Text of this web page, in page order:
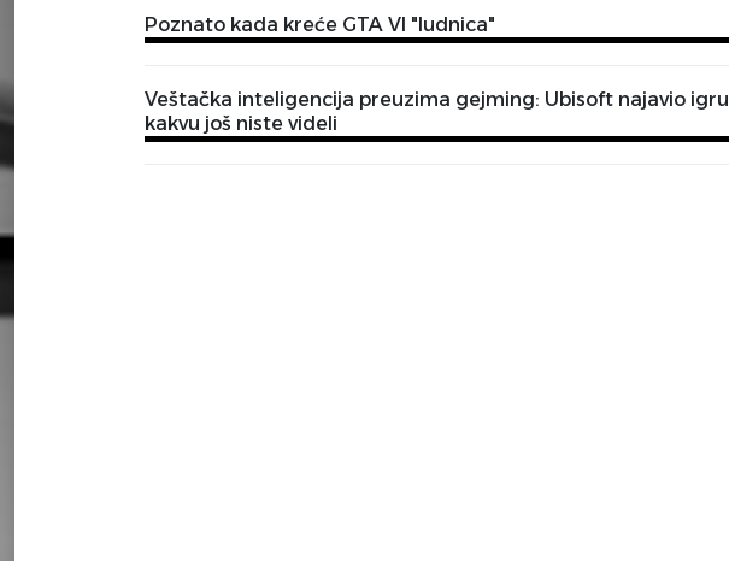
Poznato kada kreće GTA VI "ludnica"
Veštačka inteligencija preuzima gejming: Ubisoft najavio igru
kakvu još niste videli